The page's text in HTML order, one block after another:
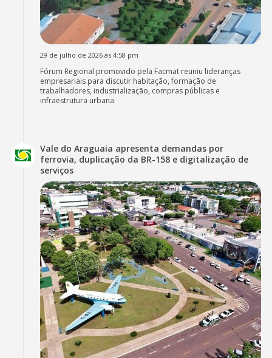
29 de julho de 2026 às 4:58 pm
Fórum Regional promovido pela Facmat reuniu lideranças
empresariais para discutir habitação, formação de
trabalhadores, industrialização, compras públicas e
infraestrutura urbana
Vale do Araguaia apresenta demandas por
ferrovia, duplicação da BR-158 e digitalização de
serviços